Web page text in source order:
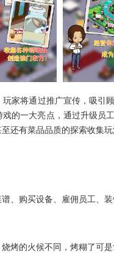
家将通过推广宣传，吸引
的一大亮点，通过升级
还有菜品品质的探索收集
、购买设备、雇佣员工、装
烤的火候不同，烤糊了可是